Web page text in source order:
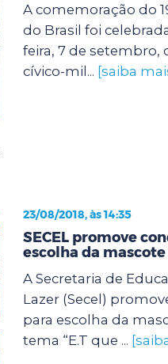
A comemoração do
do Brasil foi
feira, 7 de setembro,
cívico-mil... [saiba
23/08/2018, às 14:35
SECEL promove
escolha da mascote
A Secretaria de
Lazer (Secel)
para escolha da
tema “E.T que ...